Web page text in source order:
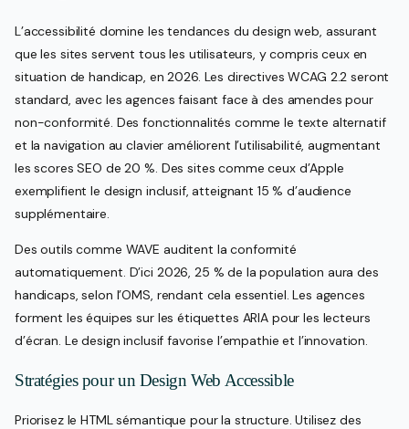
L’accessibilité domine les tendances du design web, assurant
que les sites servent tous les utilisateurs, y compris ceux en
situation de handicap, en 2026. Les directives WCAG 2.2 seront
standard, avec les agences faisant face à des amendes pour
non-conformité. Des fonctionnalités comme le texte alternatif
et la navigation au clavier améliorent l’utilisabilité, augmentant
les scores SEO de 20 %. Des sites comme ceux d’Apple
exemplifient le design inclusif, atteignant 15 % d’audience
supplémentaire.
Des outils comme WAVE auditent la conformité
automatiquement. D’ici 2026, 25 % de la population aura des
handicaps, selon l’OMS, rendant cela essentiel. Les agences
forment les équipes sur les étiquettes ARIA pour les lecteurs
d’écran. Le design inclusif favorise l’empathie et l’innovation.
Stratégies pour un Design Web Accessible
Priorisez le HTML sémantique pour la structure. Utilisez des